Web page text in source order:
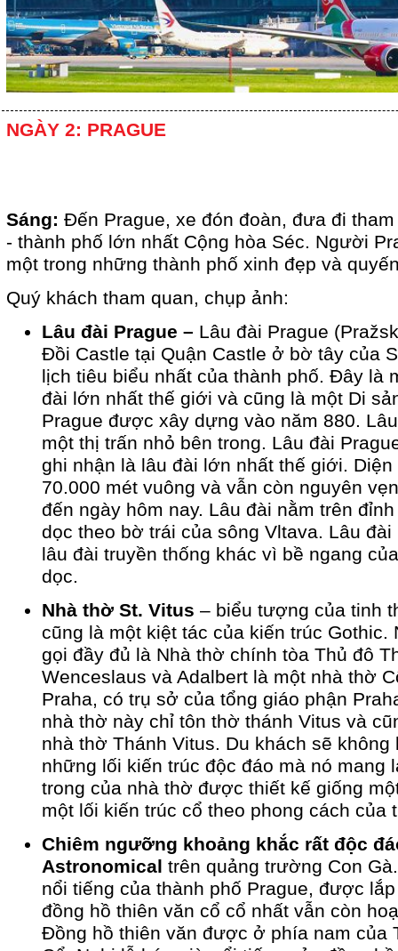
NGÀY 2: PRAGUE
Sáng: Đến Prague, xe đón đoàn, đưa đi
- thành phố lớn nhất Cộng hòa Séc. Người
một trong những thành phố xinh đẹp và
Quý khách tham quan, chụp ảnh:
Lâu đài Prague – Lâu đài Prague
Đồi Castle tại Quận Castle ở bờ tây của
lịch tiêu biểu nhất của thành phố. Đây là
đài lớn nhất thế giới và cũng là một Di
Prague được xây dựng vào năm 880.
một thị trấn nhỏ bên trong. Lâu đài
ghi nhận là lâu đài lớn nhất thế giới.
70.000 mét vuông và vẫn còn nguyên
đến ngày hôm nay. Lâu đài nằm trên
dọc theo bờ trái của sông Vltava. Lâu
lâu đài truyền thống khác vì bề ngang
dọc.
Nhà thờ St. Vitus – biểu tượng của tinh
cũng là một kiệt tác của kiến trúc Gothic.
gọi đầy đủ là Nhà thờ chính tòa Thủ đô
Wenceslaus và Adalbert là một nhà thờ
Praha, có trụ sở của tổng giáo phận
nhà thờ này chỉ tôn thờ thánh Vitus và
nhà thờ Thánh Vitus. Du khách sẽ
những lối kiến trúc độc đáo mà nó mang
trong của nhà thờ được thiết kế giống
một lối kiến trúc cổ theo phong cách của
Chiêm ngưỡng khoảng khắc rất độc
Astronomical trên quảng trường Con
nổi tiếng của thành phố Prague, được
đồng hồ thiên văn cổ cổ nhất vẫn còn
Đồng hồ thiên văn được ở phía nam của